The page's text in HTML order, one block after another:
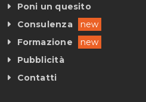
Poni un quesito
Consulenza
new
Formazione
new
Pubblicità
Contatti